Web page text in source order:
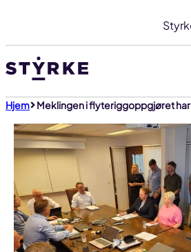
innhold
Hjem Meklingen i flyteriggoppgjøret